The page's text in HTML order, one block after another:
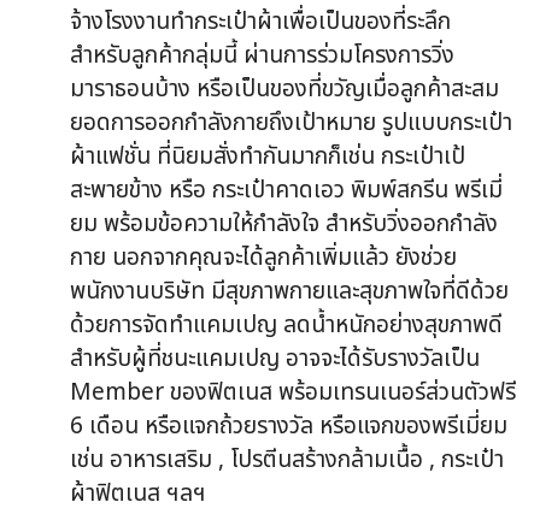
จ้างโรงงานทำกระเป๋าผ้าเพื่อเป็นของที่ระลึก
สำหรับลูกค้ากลุ่มนี้ ผ่านการร่วมโครงการวิ่ง
มาราธอนบ้าง หรือเป็นของที่ขวัญเมื่อลูกค้าสะสม
ยอดการออกกำลังกายถึงเป้าหมาย รูปแบบกระเป๋า
ผ้าแฟชั่น ที่นิยมสั่งทำกันมากก็เช่น กระเป๋าเป้
สะพายข้าง หรือ กระเป๋าคาดเอว พิมพ์สกรีน พรีเมี่
ยม พร้อมข้อความให้กำลังใจ สำหรับวิ่งออกกำลัง
กาย นอกจากคุณจะได้ลูกค้าเพิ่มแล้ว ยังช่วย
พนักงานบริษัท มีสุขภาพกายและสุขภาพใจที่ดีด้วย
ด้วยการจัดทำแคมเปญ ลดน้ำหนักอย่างสุขภาพดี
สำหรับผู้ที่ชนะแคมเปญ อาจจะได้รับรางวัลเป็น
Member ของฟิตเนส พร้อมเทรนเนอร์ส่วนตัวฟรี
6 เดือน หรือแจกถ้วยรางวัล หรือแจกของพรีเมี่ยม
เช่น อาหารเสริม , โปรตีนสร้างกล้ามเนื้อ , กระเป๋า
ผ้าฟิตเนส ฯลฯ